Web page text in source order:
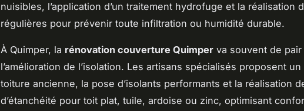
nuisibles, l’application d’un traitement hydrofuge et la réalisation
régulières pour prévenir toute infiltration ou humidité durable.
À Quimper, la rénovation couverture Quimper va souvent de pair
l’amélioration de l’isolation. Les artisans spécialisés proposent
toiture ancienne, la pose d’isolants performants et la réalisation
d’étanchéité pour toit plat, tuile, ardoise ou zinc, optimisant